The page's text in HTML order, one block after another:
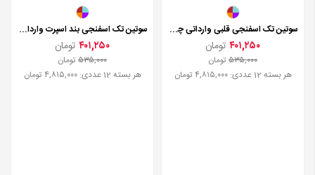
سوتین تک اسفنجی بند اسپرت وارداتی چینی مدل 719
۴۰۱,۲۵۰ تومان
۵۳۵,۰۰۰ تومان
هر بسته 12 عددی: ۴,۸۱۵,۰۰۰ تومان